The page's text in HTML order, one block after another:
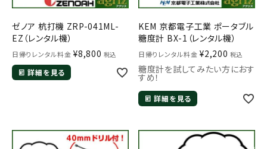
ゼノア 杭打機 ZRP-041ML-
EZ（レンタル機）
日帰りレンタル料金 ¥8,800 税込
詳細を見る
KEM 京都電子工業 ポータブル
糖度計 BX-1（レンタル機）
日帰りレンタル料金 ¥2,200 税込
糖度計を試してみたい方におす
すめ！
詳細を見る